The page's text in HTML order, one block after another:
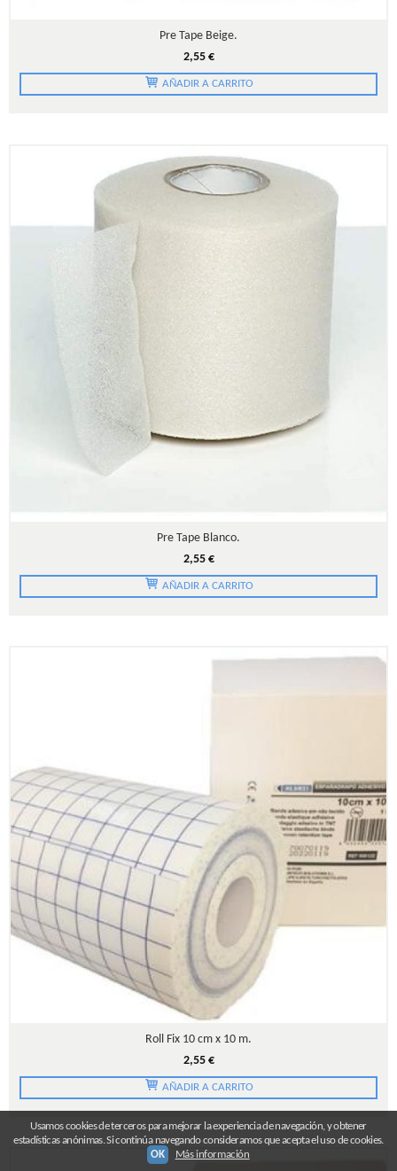
Pre Tape Beige.
2,55 €
AÑADIR A CARRITO
Pre Tape Blanco.
2,55 €
AÑADIR A CARRITO
Roll Fix 10 cm x 10 m.
2,55 €
AÑADIR A CARRITO
Usamos cookies de terceros para mejorar la experiencia de navegación, y obtener
estadísticas anónimas. Si continúa navegando consideramos que acepta el uso de cookies.
OK
Más información